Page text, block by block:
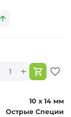
+
10 х 14 мм
Острые Специи